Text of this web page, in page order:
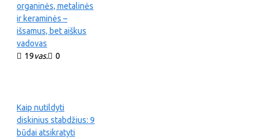
organinės, metalinės
ir keraminės –
išsamus, bet aiškus
vadovas
19vas. 0
Kaip nutildyti
diskinius stabdžius: 9
būdai atsikratyti